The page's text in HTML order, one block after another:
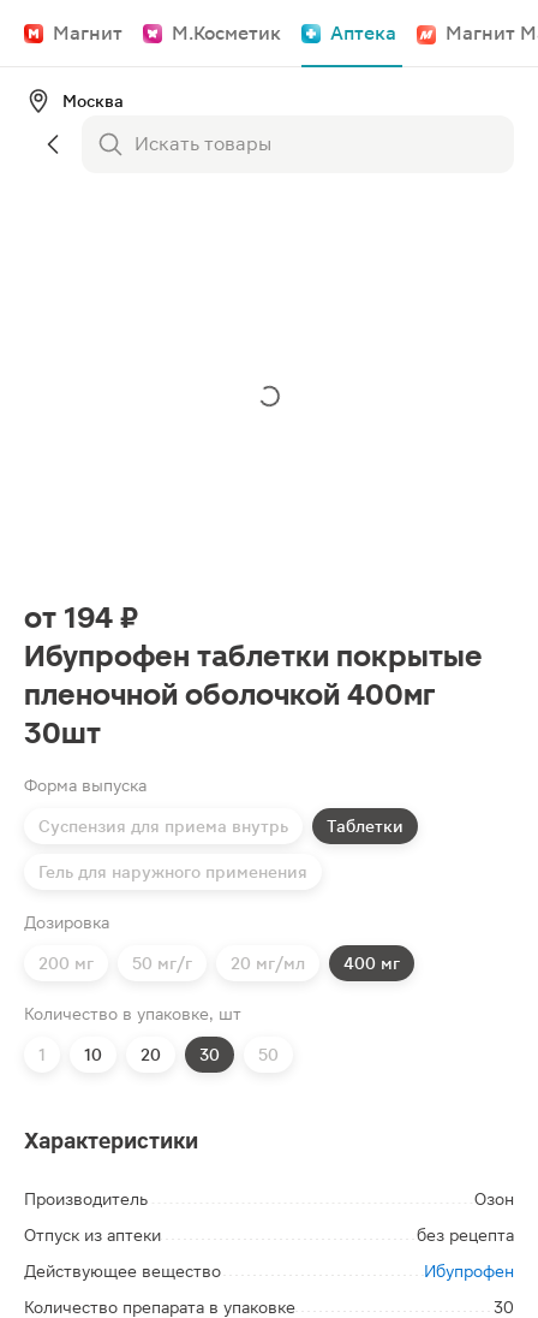
Магнит М.Косметик Аптека Магнит
Москва
от 194 ₽
Ибупрофен таблетки покрытые
пленочной оболочкой 400мг
30шт
Форма выпуска
Суспензия для приема внутрь Таблетки
Гель для наружного применения
Дозировка
200 мг 50 мг/г 20 мг/мл 400 мг
Количество в упаковке, шт
1 10 20 30 50
Характеристики
Производитель
Озон
Отпуск из аптеки
без рецепта
Действующее вещество
Ибупрофен
Количество препарата в упаковке
30